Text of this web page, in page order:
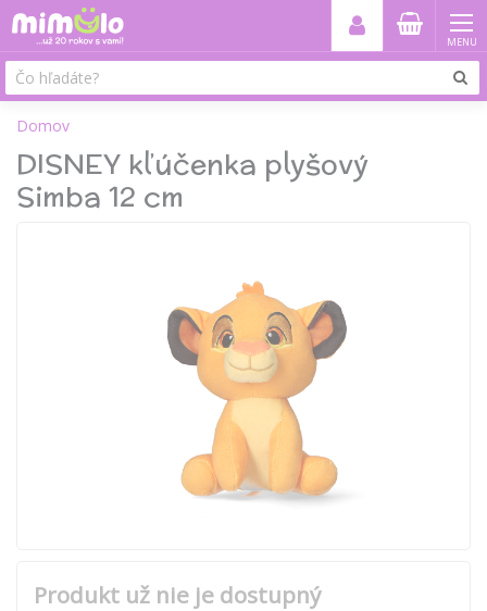
MENU
Domov
DISNEY kľúčenka plyšový
Simba 12 cm
Produkt už nie je dostupný